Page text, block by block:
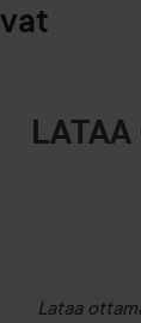
Lataa